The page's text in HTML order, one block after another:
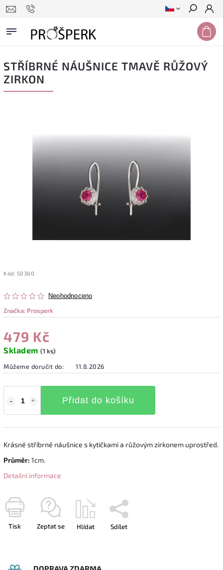
Hledat
STŘÍBRNÉ NÁUŠNICE TMAVĚ RŮŽOVÝ
ZIRKON
Kód: S0380
Neohodnoceno
Značka: Prosperk
479 Kč
Skladem (1 ks)
Můžeme doručit do:
11.8.2026
Přidat do košíku
Krásné stříbrné náušnice s kytičkami a růžovým zirkonem uprostřed.
Průměr: 1cm.
Detailní informace
Tisk Zeptat se Hlídat Sdílet